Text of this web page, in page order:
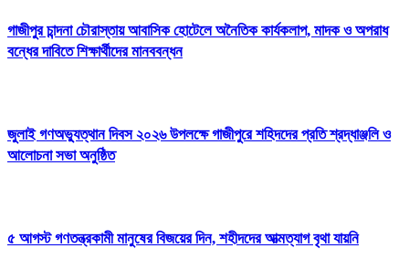
গাজীপুর চান্দনা চৌরাস্তায় আবাসিক হোটেলে অনৈতিক কার্যকলাপ, মাদক ও অপরাধ
বন্ধের দাবিতে শিক্ষার্থীদের মানববন্ধন
জুলাই গণঅভ্যুত্থান দিবস ২০২৬ উপলক্ষে গাজীপুরে শহিদদের প্রতি শ্রদ্ধাঞ্জলি ও
আলোচনা সভা অনুষ্ঠিত
৫ আগস্ট গণতন্ত্রকামী মানুষের বিজয়ের দিন, শহীদদের আত্মত্যাগ বৃথা যায়নি